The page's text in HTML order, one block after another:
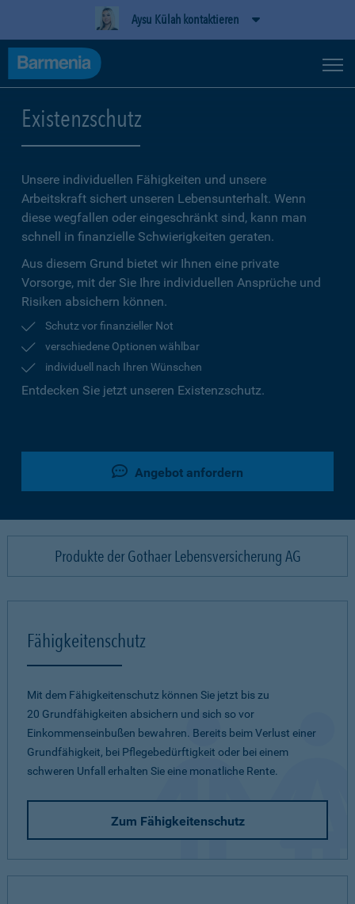
Aysu Külah kontaktieren
Existenzschutz
Unsere individuellen Fähigkeiten und unsere
Arbeitskraft sichert unseren Lebensunterhalt. Wenn
diese wegfallen oder eingeschränkt sind, kann man
schnell in finanzielle Schwierigkeiten geraten.
Aus diesem Grund bietet wir Ihnen eine private
Vorsorge, mit der Sie Ihre individuellen Ansprüche und
Risiken absichern können.
Schutz vor finanzieller Not
verschiedene Optionen wählbar
individuell nach Ihren Wünschen
Entdecken Sie jetzt unseren Existenzschutz.
Angebot anfordern
Produkte der Gothaer Lebensversicherung AG
Fähigkeitenschutz
Mit dem Fähigkeitenschutz können Sie jetzt bis zu
20 Grundfähigkeiten absichern und sich so vor
Einkommenseinbußen bewahren. Bereits beim Verlust einer
Grundfähigkeit, bei Pflegebedürftigkeit oder bei einem
schweren Unfall erhalten Sie eine monatliche Rente.
Zum Fähigkeitenschutz